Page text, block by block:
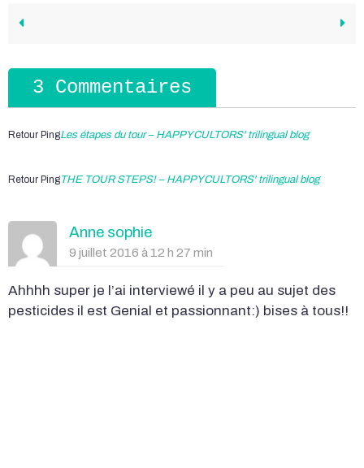
3 Commentaires
Retour PingLes étapes du tour – HAPPYCULTORS' trilingual blog
Retour PingTHE TOUR STEPS! – HAPPYCULTORS' trilingual blog
Anne sophie
9 juillet 2016 à 12 h 27 min
Ahhhh super je l’ai interviewé il y a peu au sujet des
pesticides il est Genial et passionnant:) bises à tous!!